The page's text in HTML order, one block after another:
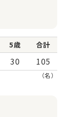
5歳 合計
30 105
（名）